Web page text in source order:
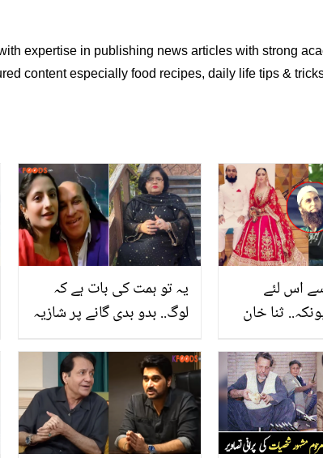
expertise in publishing news articles with strong
content especially food recipes, daily life tips &
یہ تو ہمت کی بات ہے کہ
لوگ.. بدو بدی گانے پر شازیہ
خان کو کیا کچھ کہہ ڈالا؟
اس لئے
ثنا خان
پر
کیا کردار